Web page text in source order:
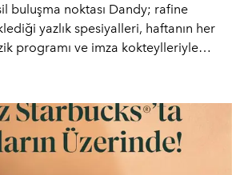
buluşma noktası Dandy; rafine
yazlık spesiyalleri, haftanın her
programı ve imza kokteylleriyle
mekan; gurme lezzetleri, iyi
özel puro alanını tek bir çatı